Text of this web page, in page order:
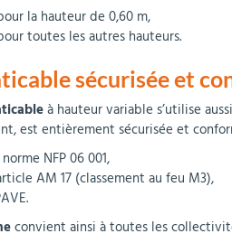
la hauteur de 0,60 m,
toutes les autres hauteurs.
sécurisée et
à hauteur variable s’utilise
est entièrement sécurisée et
NFP 06 001,
AM 17 (classement au feu M3),
convient ainsi à toutes les